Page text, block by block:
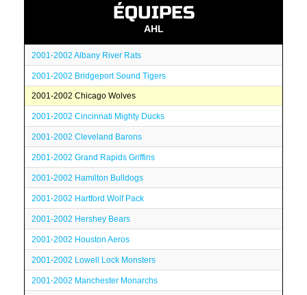
ÉQUIPES
AHL
2001-2002 Albany River Rats
2001-2002 Bridgeport Sound Tigers
2001-2002 Chicago Wolves
2001-2002 Cincinnati Mighty Ducks
2001-2002 Cleveland Barons
2001-2002 Grand Rapids Griffins
2001-2002 Hamilton Bulldogs
2001-2002 Hartford Wolf Pack
2001-2002 Hershey Bears
2001-2002 Houston Aeros
2001-2002 Lowell Lock Monsters
2001-2002 Manchester Monarchs